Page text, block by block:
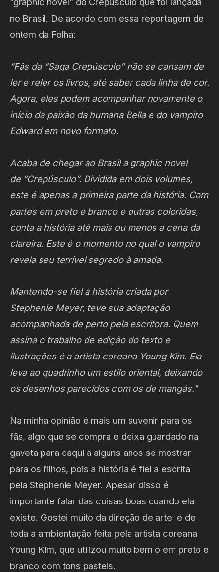
no Brasil. De acordo com essa reportagem de
ontem da Folha:
“Fãs da “Saga Crepúsculo” não se cansam de
ler e reler os livros, até saber cada linha de cor.
Agora, eles podem acompanhar novamente o
início da paixão da humana Bella e do vampiro
Edward em novo formato.
Acaba de chegar ao Brasil a graphic novel
de “Crepúsculo”. Dividida em dois volumes,
este é apenas a primeira parte da história. Com
partes em preto e branco e outras coloridas,
conta a história até mais ou menos a cena da
clareira. Este é o momento no qual o vampiro
revela seu terrível segredo à amada.
Mantendo-se fiel à história criada por
Stephenie Meyer, teve sua adaptação
acompanhada de perto pela escritora. Quem
assina o trabalho de edição do texto e
ilustrações é a artista coreana Young Kim. Ela
leva ao quadrinho um estilo oriental, deixando
os desenhos parecidos com os de mangás.”
Na minha opinião é mais um suvenir para os
fãs, algo que se compra e deixa guardado na
gaveta para daqui a alguns anos se mostrar
para os filhos, pois a história é fiel a escrita
pela Stephenie Meyer. Apesar disso é
importante falar das coisas boas quando ela
existe. Gostei muito da direção de arte e de
toda a ambientação feita pela artista coreana
Young Kim, que utilizou muito bem o em preto e
branco com tons pasteis.